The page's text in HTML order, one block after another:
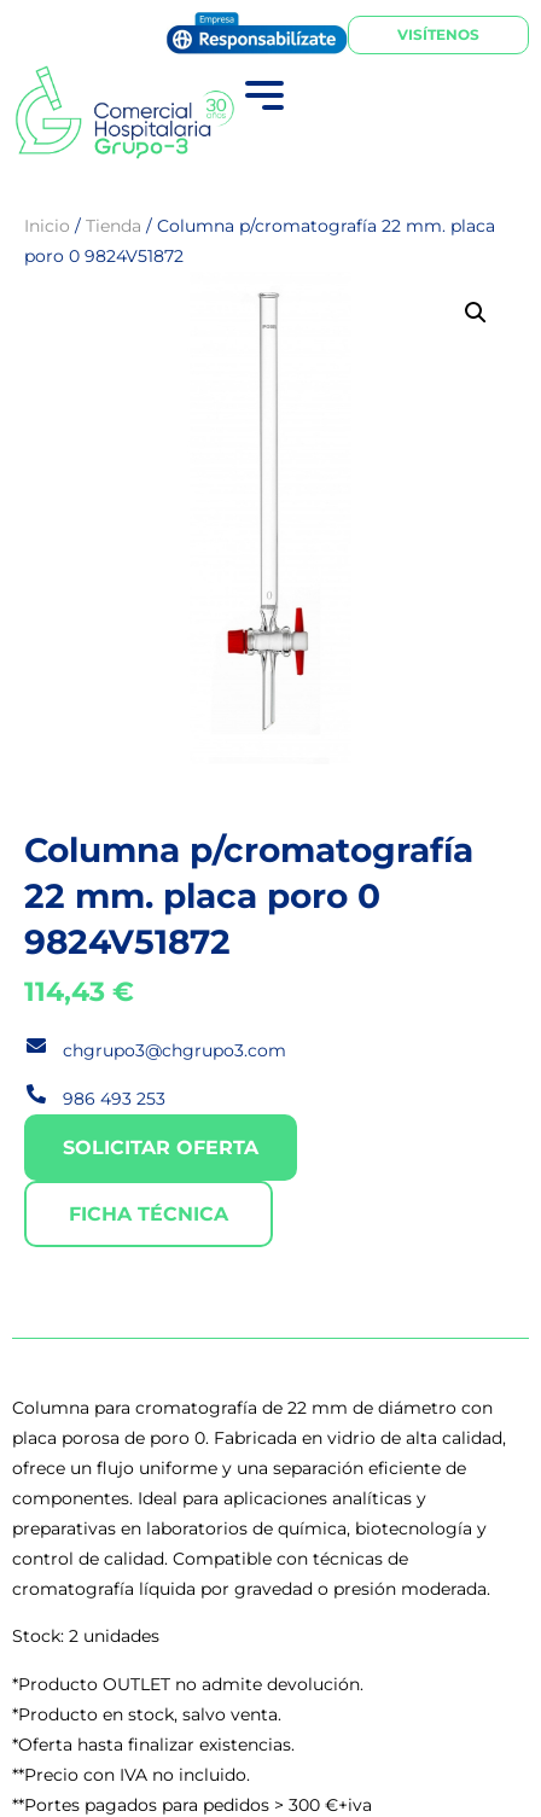
VISÍTENOS
Inicio / Tienda / Columna p/cromatografía 22 mm. placa
poro 0 9824V51872
Columna p/cromatografía
22 mm. placa poro 0
9824V51872
114,43 €
chgrupo3@chgrupo3.com
986 493 253
SOLICITAR OFERTA
FICHA TÉCNICA
Columna para cromatografía de 22 mm de diámetro con
placa porosa de poro 0. Fabricada en vidrio de alta calidad,
ofrece un flujo uniforme y una separación eficiente de
componentes. Ideal para aplicaciones analíticas y
preparativas en laboratorios de química, biotecnología y
control de calidad. Compatible con técnicas de
cromatografía líquida por gravedad o presión moderada.
Stock: 2 unidades
*Producto OUTLET no admite devolución.
*Producto en stock, salvo venta.
*Oferta hasta finalizar existencias.
**Precio con IVA no incluido.
**Portes pagados para pedidos > 300 €+iva